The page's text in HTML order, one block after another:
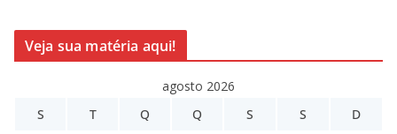
Veja sua matéria aqui!
agosto 2026
S
T Q Q S S D